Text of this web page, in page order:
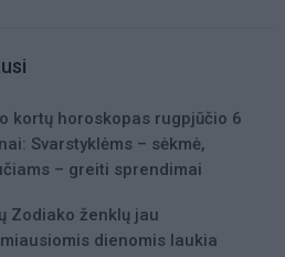
kortų horoskopas rugpjūčio 6
Svarstyklėms – sėkmė,
– greiti sprendimai
Zodiako ženklų jau
dienomis laukia